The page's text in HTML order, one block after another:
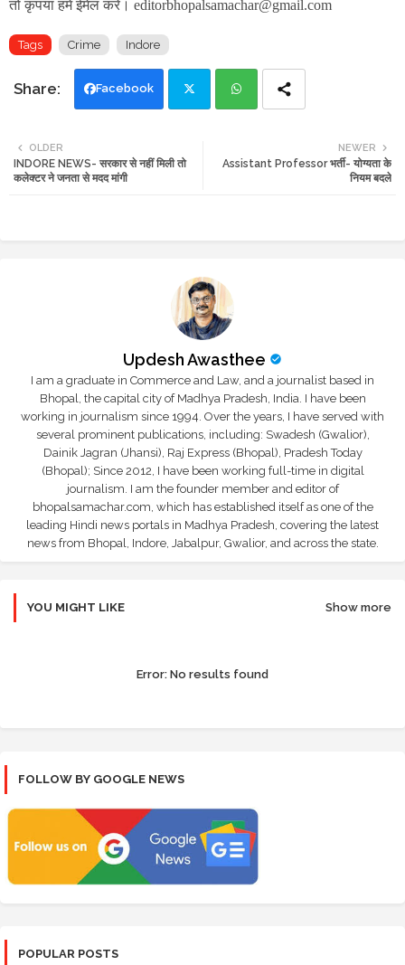
तो कृपया हमें ईमेल करें। editorbhopalsamachar@gmail.com
Tags Crime Indore
Facebook
tte ats
NEWER
Assistant Professor भर्ती- योग्यता के
नियम बदले
OLDER
INDORE NEWS- सरकार से नहीं मिली तो
कलेक्टर ने जनता से मदद मांगी
Updesh Awasthee
I am a graduate in Commerce and Law, and a journalist based in
Bhopal, the capital city of Madhya Pradesh, India. I have been
working in journalism since 1994. Over the years, I have served with
several prominent publications, including: Swadesh (Gwalior),
Dainik Jagran (Jhansi), Raj Express (Bhopal), Pradesh Today
(Bhopal); Since 2012, I have been working full-time in digital
journalism. I am the founder member and editor of
bhopalsamachar.com, which has established itself as one of the
leading Hindi news portals in Madhya Pradesh, covering the latest
news from Bhopal, Indore, Jabalpur, Gwalior, and across the state.
YOU MIGHT LIKE Show more
Error: No results found
FOLLOW BY GOOGLE NEWS
POPULAR POSTS